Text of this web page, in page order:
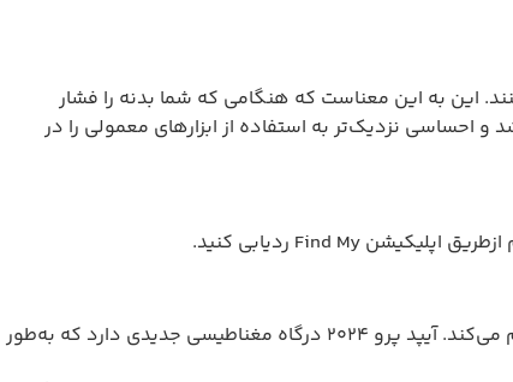
این به این معناست که هنگامی که شما بدنه را فشار
احساسی نزدیک‌تر به استفاده از ابزارهای معمولی را در
پنسل پرو به‌صورت مغناطیسی به لبه‌ی آیپد پرو M4 یا آیپد ایر M2 متصل می‌شود و این اتصال، امکان شارژ و جفت‌شدن خودکار را فراهم می‌کند. آیپد پرو ۲۰۲۴ درگاه مغناطیسی جدیدی دارد که به‌طور